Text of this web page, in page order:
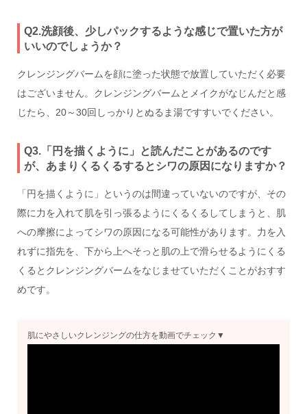
Q2.洗顔後、少しパックするような感じで置いた方が
いいのでしょうか？
クレンジングバームを顔に塗った状態で放置していただく必要
はございません。クレンジングバームとメイクがなじんだと感
じたら、20～30回しっかりとぬるま湯ですすいでください。
Q3.「円を描くように」と読んだことがあるのです
が、あまりくるくるするとシワの原因になりますか？
「円を描くように」というのは間違っていないのですが、その
際に力を入れて肌を引っ張るようにくるくるしてしまうと、肌
への摩擦によってシワの原因になる可能性があります。力を入
れずに指先を、下から上へそっと肌の上で滑らせるようにくる
くるとクレンジングバームをなじませていただくことがおすす
めです。
肌にやさしいクレンジングの仕方を動画でチェック▼